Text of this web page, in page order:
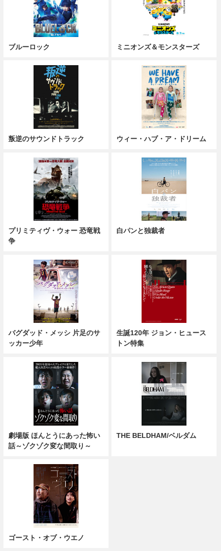
ブルーロック ミニオンズ＆モンスターズ
叛逆のサウンドトラック ウィー・ハブ・ア・ドリーム
プリミティヴ・ウォー 恐竜戦
争
白パンと独裁者
バグダッド・メッシ 片足のサ
ッカー少年
生誕120年 ジョン・ヒュース
トン特集
劇場版 ほんとうにあった怖い
話～ゾクゾク変な間取り～
THE BELDHAM/ベルダム
ゴースト・オブ・ウエノ